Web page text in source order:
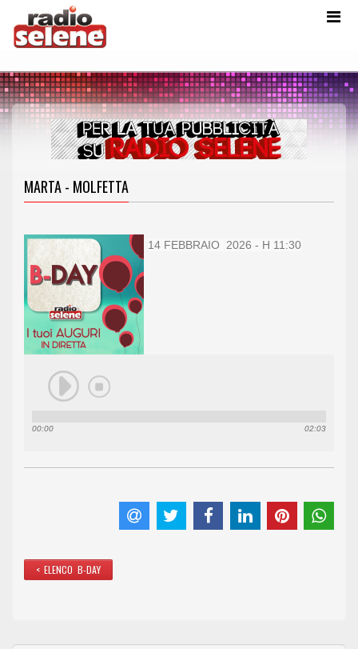
MARTA - MOLFETTA
00:00 02:03
14 FEBBRAIO 2026 - H 11:30
< ELENCO B-DAY